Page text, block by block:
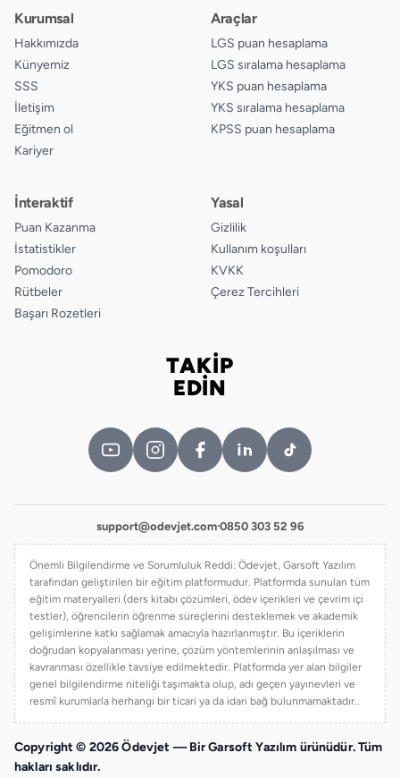
Kurumsal
Hakkımızda
Künyemiz
SSS
İletişim
Eğitmen ol
Kariyer
Araçlar
LGS puan hesaplama
LGS sıralama hesaplama
YKS puan hesaplama
YKS sıralama hesaplama
KPSS puan hesaplama
İnteraktif
Puan Kazanma
İstatistikler
Pomodoro
Rütbeler
Başarı Rozetleri
Yasal
Gizlilik
Kullanım koşulları
KVKK
Çerez Tercihleri
TAKİP
EDİN
support@odevjet.com·0850 303 52 96
Önemli Bilgilendirme ve Sorumluluk Reddi: Ödevjet, Garsoft Yazılım
tarafından geliştirilen bir eğitim platformudur. Platformda sunulan tüm
eğitim materyalleri (ders kitabı çözümleri, ödev içerikleri ve çevrim içi
testler), öğrencilerin öğrenme süreçlerini desteklemek ve akademik
gelişimlerine katkı sağlamak amacıyla hazırlanmıştır. Bu içeriklerin
doğrudan kopyalanması yerine, çözüm yöntemlerinin anlaşılması ve
kavranması özellikle tavsiye edilmektedir. Platformda yer alan bilgiler
genel bilgilendirme niteliği taşımakta olup, adı geçen yayınevleri ve
resmî kurumlarla herhangi bir ticari ya da idari bağ bulunmamaktadır..
Copyright © 2026 Ödevjet — Bir Garsoft Yazılım ürünüdür. Tüm
hakları saklıdır.